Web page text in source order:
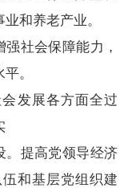
和养老产业。
社会保障能力，
。
发展各方面全过
。提高党领导经济
和基层党组织建